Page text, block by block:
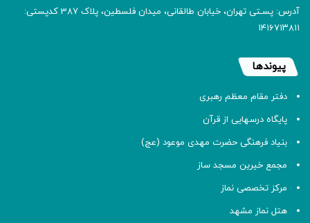
آدرس: پسـتی تهران، خیابان طالقانی، میدان فلسطین، پلاک 387 کدپستی:
۱۴۱۶۷۱۳۸۱۱
پیوندها
دفتر مقام معظم رهبری
پایگاه درسهایی از قرآن
بنیاد فرهنگی حضرت مهدی موعود (عج)
مجمع خیرین مسجد ساز
مرکز تخصصی نماز
هتل نماز مشهد